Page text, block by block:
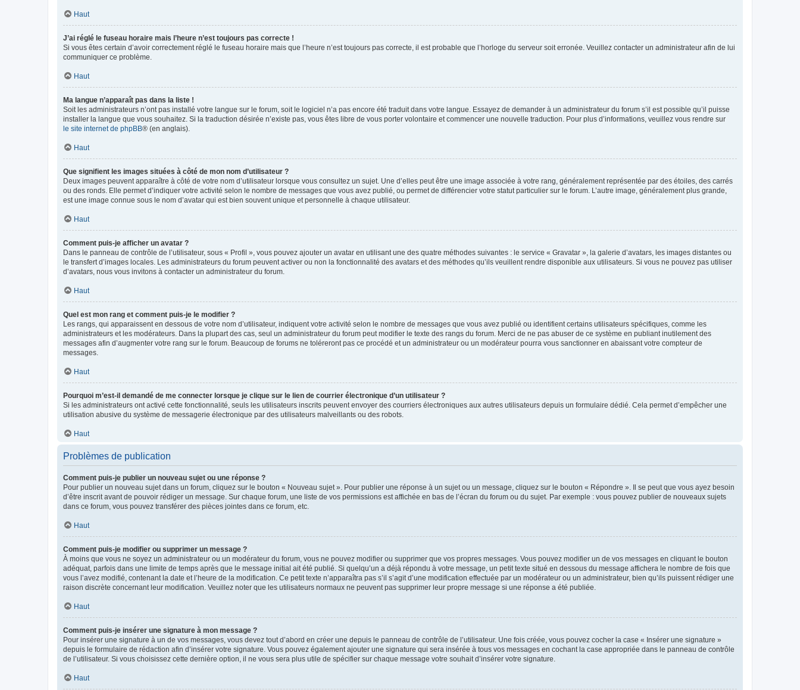
Haut
J’ai réglé le fuseau horaire mais l’heure n’est toujours pas correcte !
Si vous êtes certain d’avoir correctement réglé le fuseau horaire mais que l’heure n’est toujours pas correcte, il est probable que l’horloge du serveur soit erronée. Veuillez contacter un administrateur afin de lui
communiquer ce problème.
Haut
Ma langue n’apparaît pas dans la liste !
Soit les administrateurs n’ont pas installé votre langue sur le forum, soit le logiciel n’a pas encore été traduit dans votre langue. Essayez de demander à un administrateur du forum s’il est possible qu’il puisse
installer la langue que vous souhaitez. Si la traduction désirée n’existe pas, vous êtes libre de vous porter volontaire et commencer une nouvelle traduction. Pour plus d’informations, veuillez vous rendre sur
le site internet de phpBB® (en anglais).
Haut
Que signifient les images situées à côté de mon nom d’utilisateur ?
Deux images peuvent apparaître à côté de votre nom d’utilisateur lorsque vous consultez un sujet. Une d’elles peut être une image associée à votre rang, généralement représentée par des étoiles, des carrés
ou des ronds. Elle permet d’indiquer votre activité selon le nombre de messages que vous avez publié, ou permet de différencier votre statut particulier sur le forum. L’autre image, généralement plus grande,
est une image connue sous le nom d’avatar qui est bien souvent unique et personnelle à chaque utilisateur.
Haut
Comment puis-je afficher un avatar ?
Dans le panneau de contrôle de l’utilisateur, sous « Profil », vous pouvez ajouter un avatar en utilisant une des quatre méthodes suivantes : le service « Gravatar », la galerie d’avatars, les images distantes ou
le transfert d’images locales. Les administrateurs du forum peuvent activer ou non la fonctionnalité des avatars et des méthodes qu’ils veuillent rendre disponible aux utilisateurs. Si vous ne pouvez pas utiliser
d’avatars, nous vous invitons à contacter un administrateur du forum.
Haut
Quel est mon rang et comment puis-je le modifier ?
Les rangs, qui apparaissent en dessous de votre nom d’utilisateur, indiquent votre activité selon le nombre de messages que vous avez publié ou identifient certains utilisateurs spécifiques, comme les
administrateurs et les modérateurs. Dans la plupart des cas, seul un administrateur du forum peut modifier le texte des rangs du forum. Merci de ne pas abuser de ce système en publiant inutilement des
messages afin d’augmenter votre rang sur le forum. Beaucoup de forums ne toléreront pas ce procédé et un administrateur ou un modérateur pourra vous sanctionner en abaissant votre compteur de
messages.
Haut
Pourquoi m’est-il demandé de me connecter lorsque je clique sur le lien de courrier électronique d’un utilisateur ?
Si les administrateurs ont activé cette fonctionnalité, seuls les utilisateurs inscrits peuvent envoyer des courriers électroniques aux autres utilisateurs depuis un formulaire dédié. Cela permet d’empêcher une
utilisation abusive du système de messagerie électronique par des utilisateurs malveillants ou des robots.
Haut
Problèmes de publication
Comment puis-je publier un nouveau sujet ou une réponse ?
Pour publier un nouveau sujet dans un forum, cliquez sur le bouton « Nouveau sujet ». Pour publier une réponse à un sujet ou un message, cliquez sur le bouton « Répondre ». Il se peut que vous ayez besoin
d’être inscrit avant de pouvoir rédiger un message. Sur chaque forum, une liste de vos permissions est affichée en bas de l’écran du forum ou du sujet. Par exemple : vous pouvez publier de nouveaux sujets
dans ce forum, vous pouvez transférer des pièces jointes dans ce forum, etc.
Haut
Comment puis-je modifier ou supprimer un message ?
À moins que vous ne soyez un administrateur ou un modérateur du forum, vous ne pouvez modifier ou supprimer que vos propres messages. Vous pouvez modifier un de vos messages en cliquant le bouton
adéquat, parfois dans une limite de temps après que le message initial ait été publié. Si quelqu’un a déjà répondu à votre message, un petit texte situé en dessous du message affichera le nombre de fois que
vous l’avez modifié, contenant la date et l’heure de la modification. Ce petit texte n’apparaîtra pas s’il s’agit d’une modification effectuée par un modérateur ou un administrateur, bien qu’ils puissent rédiger une
raison discrète concernant leur modification. Veuillez noter que les utilisateurs normaux ne peuvent pas supprimer leur propre message si une réponse a été publiée.
Haut
Comment puis-je insérer une signature à mon message ?
Pour insérer une signature à un de vos messages, vous devez tout d’abord en créer une depuis le panneau de contrôle de l’utilisateur. Une fois créée, vous pouvez cocher la case « Insérer une signature »
depuis le formulaire de rédaction afin d’insérer votre signature. Vous pouvez également ajouter une signature qui sera insérée à tous vos messages en cochant la case appropriée dans le panneau de contrôle
de l’utilisateur. Si vous choisissez cette dernière option, il ne vous sera plus utile de spécifier sur chaque message votre souhait d’insérer votre signature.
Haut